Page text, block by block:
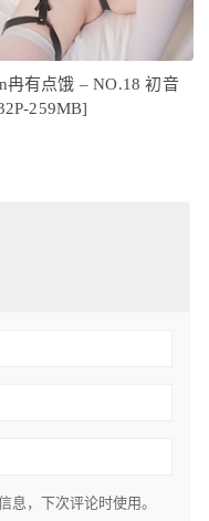
冉有点饿 – NO.18 初音
259MB]
息，下次评论时使用。